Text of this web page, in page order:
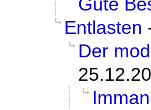
Gute
Entlasten
Der